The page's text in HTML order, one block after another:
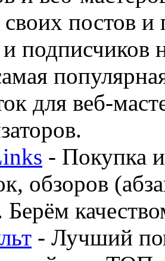
постов
подписчиков
для веб-
- Покупка
обзоров
Берём
- Лучший